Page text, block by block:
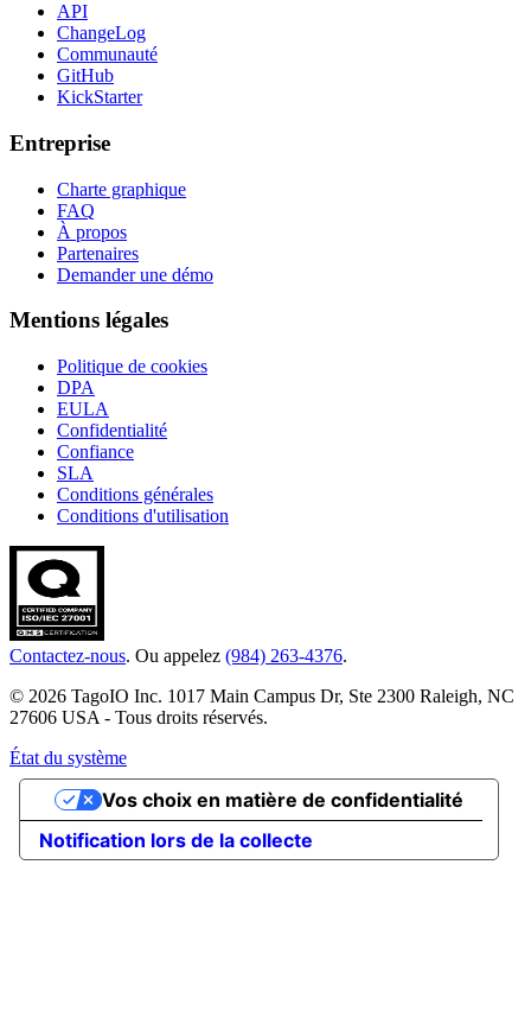
API
ChangeLog
Communauté
GitHub
KickStarter
Entreprise
Charte graphique
FAQ
À propos
Partenaires
Demander une démo
Mentions légales
Politique de cookies
DPA
EULA
Confidentialité
Confiance
SLA
Conditions générales
Conditions d'utilisation
Contactez-nous. Ou appelez (984) 263-4376.
© 2026 TagoIO Inc. 1017 Main Campus Dr, Ste 2300 Raleigh, NC
27606 USA - Tous droits réservés.
État du système
Notification lors de la collecte
Vos choix en matière de confidentialité